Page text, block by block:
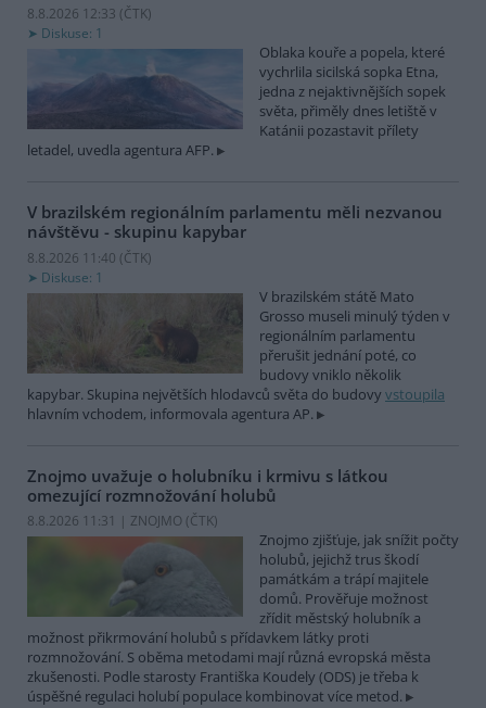
8.8.2026 12:33 (ČTK)
Diskuse: 1
Oblaka kouře a popela, které
vychrlila sicilská sopka Etna,
jedna z nejaktivnějších sopek
světa, přiměly dnes letiště v
Katánii pozastavit přílety
letadel, uvedla agentura AFP.
V brazilském regionálním parlamentu měli nezvanou
návštěvu - skupinu kapybar
8.8.2026 11:40 (ČTK)
Diskuse: 1
V brazilském státě Mato
Grosso museli minulý týden v
regionálním parlamentu
přerušit jednání poté, co
budovy vniklo několik
kapybar. Skupina největších hlodavců světa do budovy vstoupila
hlavním vchodem, informovala agentura AP.
Znojmo uvažuje o holubníku i krmivu s látkou
omezující rozmnožování holubů
8.8.2026 11:31 | ZNOJMO (ČTK)
Znojmo zjišťuje, jak snížit počty
holubů, jejichž trus škodí
památkám a trápí majitele
domů. Prověřuje možnost
zřídit městský holubník a
možnost přikrmování holubů s přídavkem látky proti
rozmnožování. S oběma metodami mají různá evropská města
zkušenosti. Podle starosty Františka Koudely (ODS) je třeba k
úspěšné regulaci holubí populace kombinovat více metod.